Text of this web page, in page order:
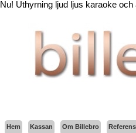
Nu! Uthyrning ljud ljus karaoke
Hem Kassan Om Billebro